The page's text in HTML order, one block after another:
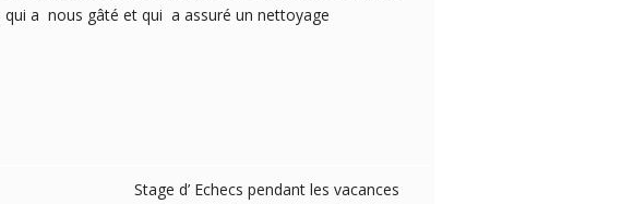
a nous gâté et qui a assuré un nettoyage
Stage d’ Echecs pendant les vacances